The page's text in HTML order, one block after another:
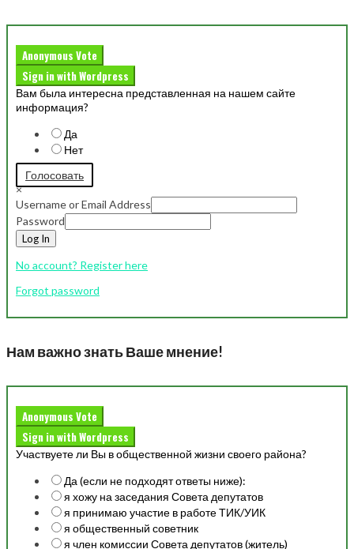
Anonymous Vote
Sign in with Wordpress
Вам была интересна представленная на нашем сайте
информация?
Да
Нет
Голосовать
×
Username or Email Address
Password
Log In
No account? Register here
Forgot password
Нам важно знать Ваше мнение!
Anonymous Vote
Sign in with Wordpress
Участвуете ли Вы в общественной жизни своего района?
Да (если не подходят ответы ниже):
я хожу на заседания Совета депутатов
я принимаю участие в работе ТИК/УИК
я общественный советник
я член комиссии Совета депутатов (житель)